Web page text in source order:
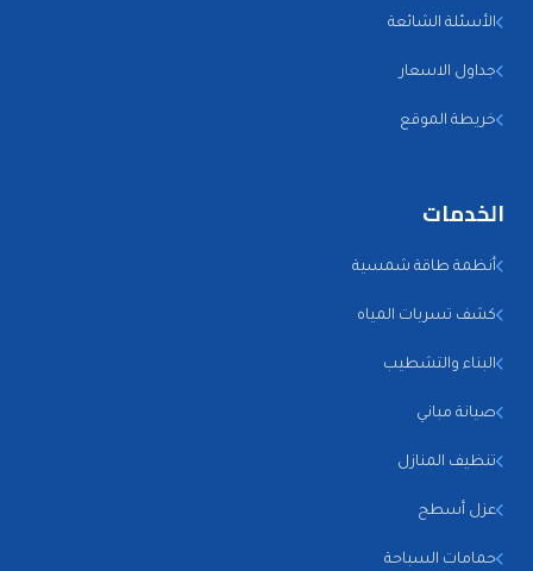
الأسئلة الشائعة
جداول الاسعار
خريطة الموقع
الخدمات
أنظمة طاقة شمسية
كشف تسربات المياه
البناء والتشطيب
صيانة مباني
تنظيف المنازل
عزل أسطح
حمامات السباحة